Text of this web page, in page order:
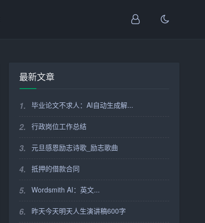
最新文章
1. 毕业论文不求人：AI自动生成解...
2. 行政岗位工作总结
3. 元旦感恩励志诗歌_励志歌曲
4. 抵押的借款合同
5. Wordsmith AI：英文...
6. 昨天今天明天人生演讲稿600字